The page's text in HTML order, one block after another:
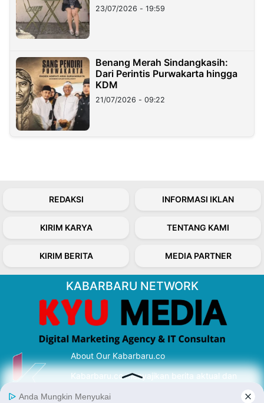
23/07/2026 - 19:59
Benang Merah Sindangkasih:
Dari Perintis Purwakarta hingga
KDM
21/07/2026 - 09:22
REDAKSI INFORMASI IKLAN
KIRIM KARYA TENTANG KAMI
KIRIM BERITA MEDIA PARTNER
KABARBARU NETWORK
About Our Kabarbaru.co
Kabarbaru.co menyajikan berita aktual dan
serta terverifikasi dari sumber yang tepat.